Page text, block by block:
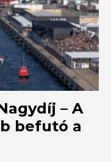
– A
befutó a